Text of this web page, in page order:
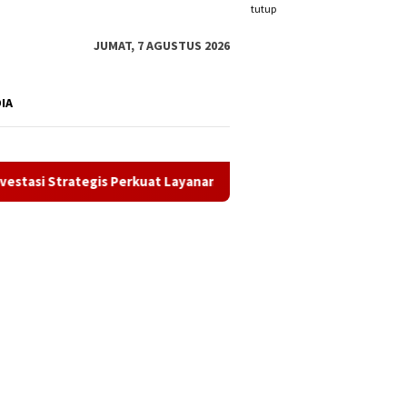
tutup
JUMAT, 7 AGUSTUS 2026
Layanan Kesehatan Daerah